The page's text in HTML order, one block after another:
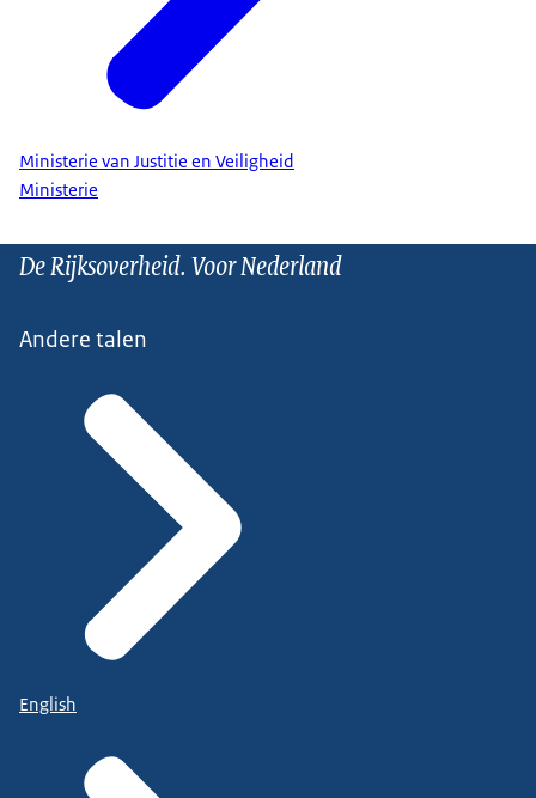
Ministerie van Justitie en Veiligheid
Ministerie
De Rijksoverheid. Voor Nederland
Andere talen
English